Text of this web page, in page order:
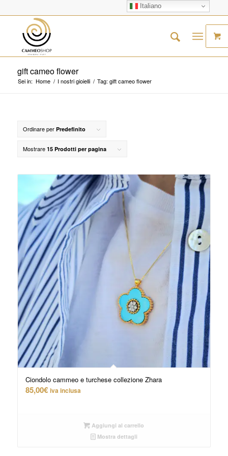
gift cameo flower
Sei in: Home / I nostri gioielli / Tag: gift cameo flower
Ordinare per Predefinito
Mostrare 15 Prodotti per pagina
Ciondolo cammeo e turchese collezione Zhara
85,00€ iva inclusa
Aggiungi al carrello
Mostra dettagli
Italiano